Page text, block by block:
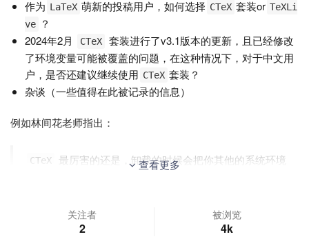
作为 LaTeX 萌新的投稿用户，如何选择 CTeX 套装or TeXLi
ve
？
2024年2月
CTeX
套装进行了v3.1版本的更新，且已经修改
了环境变量可能被覆盖的问题，在这种情况下，对于中文用
户，是否还建议继续使用 CTeX 套装？
杂谈（一些值得在此被记录的信息）
例如林间花老师指出：
CTeX
最厉害的还是，卸载的时候会把你其他的系统环境
查看更多
关注者
2
被浏览
4k